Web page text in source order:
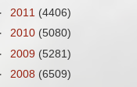
2011 (4406)
2010 (5080)
2009 (5281)
2008 (6509)